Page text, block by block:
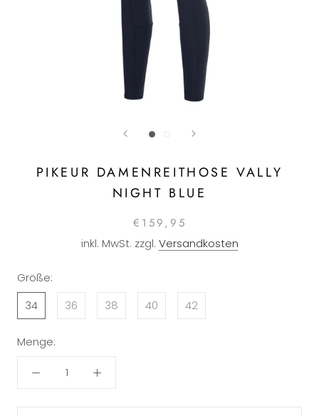
PIKEUR DAMENREITHOSE VALLY
NIGHT BLUE
€159,95
inkl. MwSt. zzgl. Versandkosten
Größe:
34
36 38 40 42
Menge: